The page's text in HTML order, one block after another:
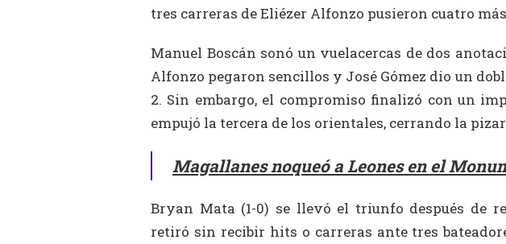
tres carreras de Eliézer Alfonzo pusieron cuatro
Manuel Boscán sonó un vuelacercas de dos
Alfonzo pegaron sencillos y José Gómez dio un
2. Sin embargo, el compromiso finalizó con un
empujó la tercera de los orientales, cerrando la
Magallanes noqueó a Leones en el
Bryan Mata (1-0) se llevó el triunfo después de
retiró sin recibir hits o carreras ante tres